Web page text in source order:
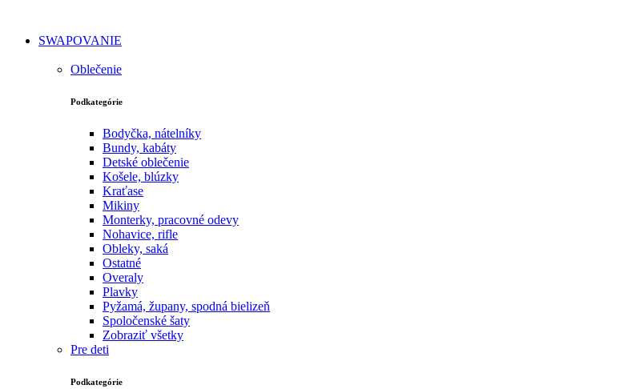
SWAPOVANIE
Oblečenie
Podkategórie
Bodyčka, nátelníky
Bundy, kabáty
Detské oblečenie
Košele, blúzky
Kraťase
Mikiny
Monterky, pracovné odevy
Nohavice, rifle
Obleky, saká
Ostatné
Overaly
Plavky
Pyžamá, župany, spodná bielizeň
Spoločenské šaty
Zobraziť všetky
Pre deti
Podkategórie